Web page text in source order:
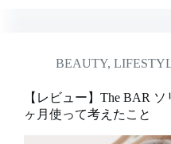
BEAUTY,
【レビュー】The BAR
ヶ月使って考えたこと